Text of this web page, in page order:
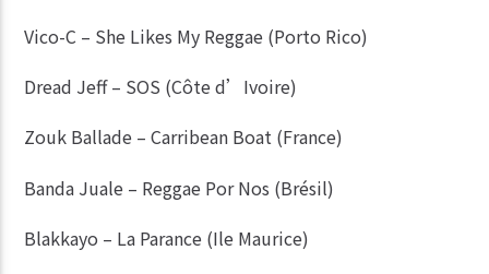
Vico-C – She Likes My Reggae (Porto Rico)
Dread Jeff – SOS (Côte d’Ivoire)
Zouk Ballade – Carribean Boat (France)
Banda Juale – Reggae Por Nos (Brésil)
Blakkayo – La Parance (Ile Maurice)